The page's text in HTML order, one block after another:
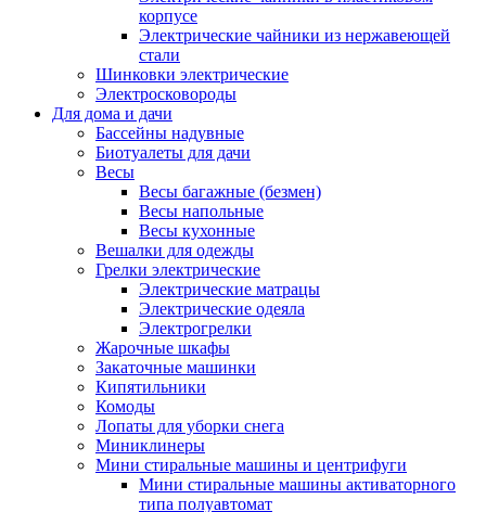
корпусе
Электрические чайники из нержавеющей
стали
Шинковки электрические
Электросковороды
Для дома и дачи
Бассейны надувные
Биотуалеты для дачи
Весы
Весы багажные (безмен)
Весы напольные
Весы кухонные
Вешалки для одежды
Грелки электрические
Электрические матрацы
Электрические одеяла
Электрогрелки
Жарочные шкафы
Закаточные машинки
Кипятильники
Комоды
Лопаты для уборки снега
Миниклинеры
Мини стиральные машины и центрифуги
Мини стиральные машины активаторного
типа полуавтомат